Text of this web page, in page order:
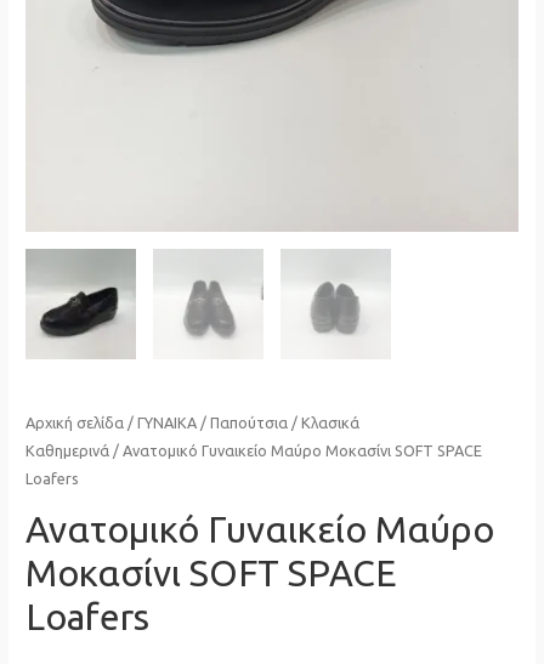
Αρχική σελίδα /ΓΥΝΑΙΚΑ /Παπούτσια /Κλασικά
Καθημερινά / Ανατομικό Γυναικείο Μαύρο Μοκασίνι SOFT SPACE
Loafers
Ανατομικό Γυναικείο Μαύρο
Μοκασίνι SOFT SPACE
Loafers